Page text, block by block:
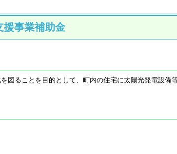
援事業補助金
ることを目的として、町内の住宅に太陽光発電設備